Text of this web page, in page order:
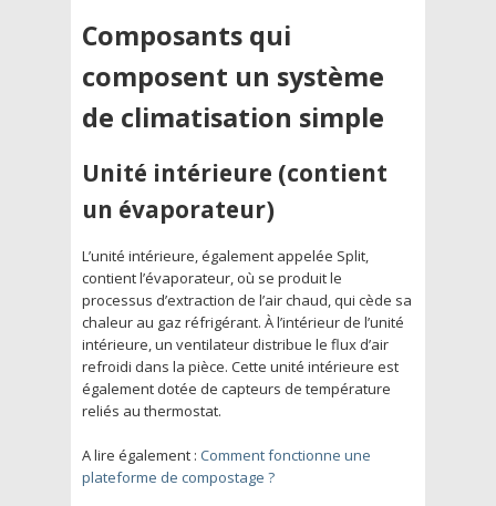
Composants qui
composent un système
de climatisation simple
Unité intérieure (contient
un évaporateur)
L’unité intérieure, également appelée Split,
contient l’évaporateur, où se produit le
processus d’extraction de l’air chaud, qui cède sa
chaleur au gaz réfrigérant. À l’intérieur de l’unité
intérieure, un ventilateur distribue le flux d’air
refroidi dans la pièce. Cette unité intérieure est
également dotée de capteurs de température
reliés au thermostat.
A lire également : Comment fonctionne une
plateforme de compostage ?